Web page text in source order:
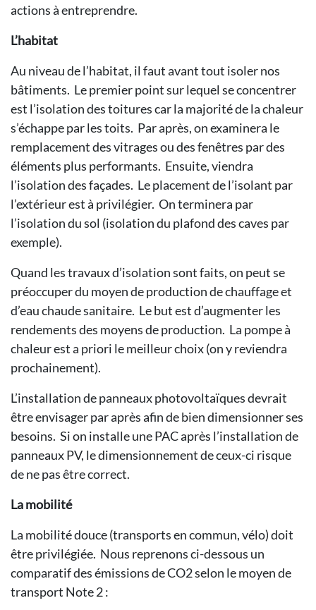
actions à entreprendre.
L’habitat
Au niveau de l’habitat, il faut avant tout isoler nos
bâtiments. Le premier point sur lequel se concentrer
est l’isolation des toitures car la majorité de la chaleur
s’échappe par les toits. Par après, on examinera le
remplacement des vitrages ou des fenêtres par des
éléments plus performants. Ensuite, viendra
l’isolation des façades. Le placement de l’isolant par
l’extérieur est à privilégier. On terminera par
l’isolation du sol (isolation du plafond des caves par
exemple).
Quand les travaux d’isolation sont faits, on peut se
préoccuper du moyen de production de chauffage et
d’eau chaude sanitaire. Le but est d’augmenter les
rendements des moyens de production. La pompe à
chaleur est a priori le meilleur choix (on y reviendra
prochainement).
L’installation de panneaux photovoltaïques devrait
être envisager par après afin de bien dimensionner ses
besoins. Si on installe une PAC après l’installation de
panneaux PV, le dimensionnement de ceux-ci risque
de ne pas être correct.
La mobilité
La mobilité douce (transports en commun, vélo) doit
être privilégiée. Nous reprenons ci-dessous un
comparatif des émissions de CO2 selon le moyen de
transport Note 2 :